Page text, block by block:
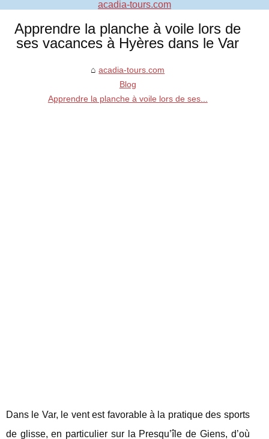
Apprendre la planche à voile lors de
ses vacances à Hyères dans le Var
acadia-tours.com
Blog
Apprendre la planche à voile lors de ses...
Dans le Var, le vent est favorable à la pratique des sports
de glisse, en particulier sur la Presqu’île de Giens, d’où
acadia-tours.com